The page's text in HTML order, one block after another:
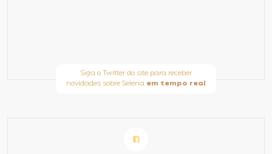
Siga o Twitter do site para receber
novidades sobre Selena em tempo real